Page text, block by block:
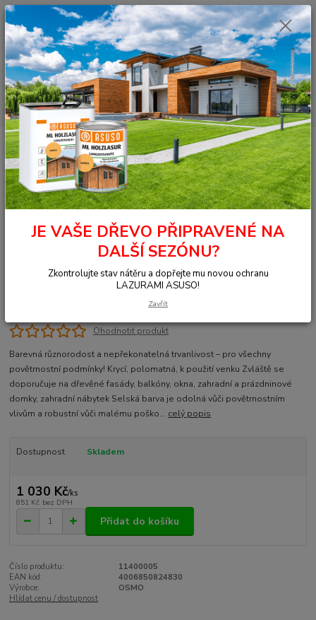
Menu
Hledat
+420 377 441 961 0ks
za 0,00 Kč
Úvod OSMO - přírodní oleje Na dřevo ven Fasády
Selská barva
2501 Selská barva, Labrador modrá 0,75 l
2501 Selská barva, Labrador
modrá 0,75 l
Ohodnotit produkt
Barevná různorodost a nepřekonatelná trvanlivost – pro všechny
povětrnostní podmínky! Krycí, polomatná, k použití venku Zvláště se
doporučuje na dřevěné fasády, balkóny, okna, zahradní a prázdninové
domky, zahradní nábytek Selská barva je odolná vůči povětrnostním
vlivům a robustní vůči malému poško... celý popis
Dostupnost Skladem
1 030 Kč/ks
851 Kč bez DPH
Přidat do košíku
Číslo produktu:
11400005
EAN kód:
4006850824830
Výrobce:
OSMO
Hlídat cenu / dostupnost
JE VAŠE DŘEVO PŘIPRAVENÉ NA
DALŠÍ SEZÓNU?
Zkontrolujte stav nátěru a dopřejte mu novou ochranu
LAZURAMI ASUSO!
Zavřít